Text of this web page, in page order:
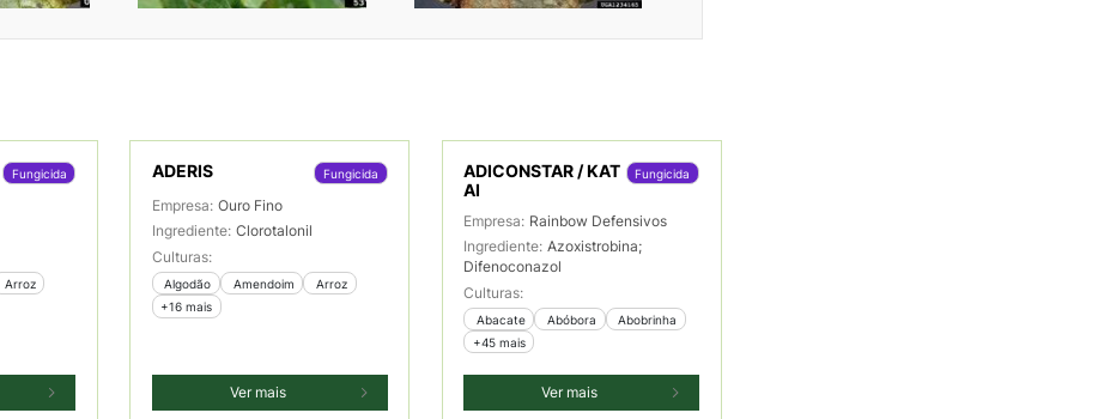
Fungicida
Arroz
ADERIS Fungicida
Empresa: Ouro Fino
Ingrediente: Clorotalonil
Culturas:
Algodão Amendoim
Arroz
+16 mais
Ver mais
ADICONSTAR / KAT
AI
Fungicida
Empresa: Rainbow Defensivos
Ingrediente: Azoxistrobina;
Difenoconazol
Culturas:
Abacate Abóbora
Abobrinha
+45 mais
Ver mais